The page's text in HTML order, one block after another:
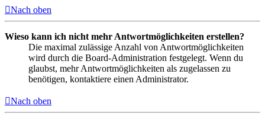
Nach oben
Wieso kann ich nicht mehr Antwortmöglichkeiten erstellen?
Die maximal zulässige Anzahl von Antwortmöglichkeiten
wird durch die Board-Administration festgelegt. Wenn du
glaubst, mehr Antwortmöglichkeiten als zugelassen zu
benötigen, kontaktiere einen Administrator.
Nach oben